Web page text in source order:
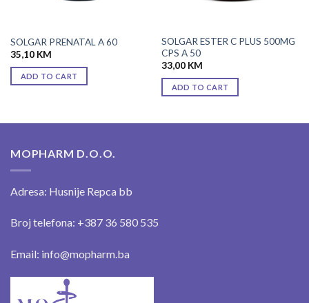
SOLGAR PRENATAL A 60
35,10 KM
ADD TO CART
SOLGAR ESTER C PLUS 500MG
CPS A 50
33,00 KM
ADD TO CART
MOPHARM D.O.O.
Adresa: Husnije Repca bb
Broj telefona: +387 36 580 535
Email: info@mopharm.ba